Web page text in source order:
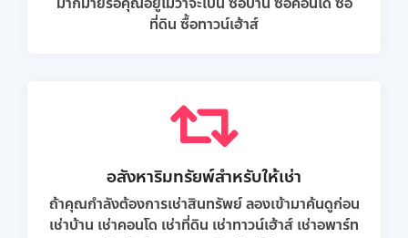
ที่ดิน ซื้อทาวน์เฮ้าส์
อสังหาริมทรัยพ์สำหรับให้เช่า
ถ้าคุณกำลังต้องการเช่าสินทรัพย์ ลองเข้ามาค้นดูก่อน
เช่าบ้าน เช่าคอนโด เช่าที่ดิน เช่าทาวน์เฮ้าส์ เช่าอพาร์ท